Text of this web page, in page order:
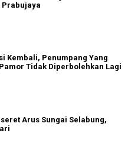
Prabujaya
Kembali, Penumpang Yang
Tidak Diperbolehkan Lagi
Arus Sungai Selabung,